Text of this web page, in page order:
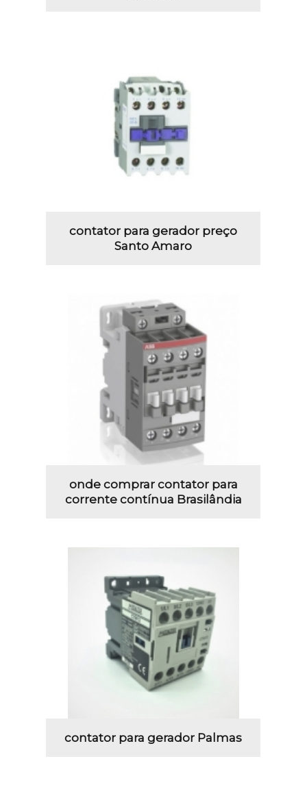
contator para gerador preço
Santo Amaro
onde comprar contator para
corrente contínua Brasilândia
contator para gerador Palmas